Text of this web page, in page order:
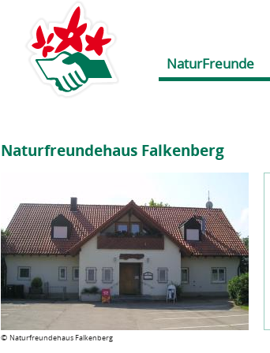
NaturFreunde
Naturfreundehaus Falkenberg
© Naturfreundehaus Falkenberg